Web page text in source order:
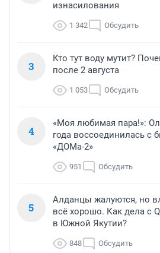
изнасилования
1 342 Обсудить
3
Кто тут воду мутит?
после 2 августа
1 053 Обсудить
4
«Моя любимая пара!»:
года воссоединилась с
«ДОМа-2»
951 Обсудить
5
Алданцы жалуются, но
всё хорошо. Как дела с
в Южной Якутии?
848 Обсудить